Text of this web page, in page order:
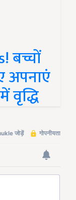
बच्चों
अपनाएं
वृद्धि